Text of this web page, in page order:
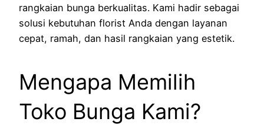
rangkaian bunga berkualitas. Kami hadir sebagai
solusi kebutuhan florist Anda dengan layanan
cepat, ramah, dan hasil rangkaian yang estetik.
Mengapa Memilih
Toko Bunga Kami?